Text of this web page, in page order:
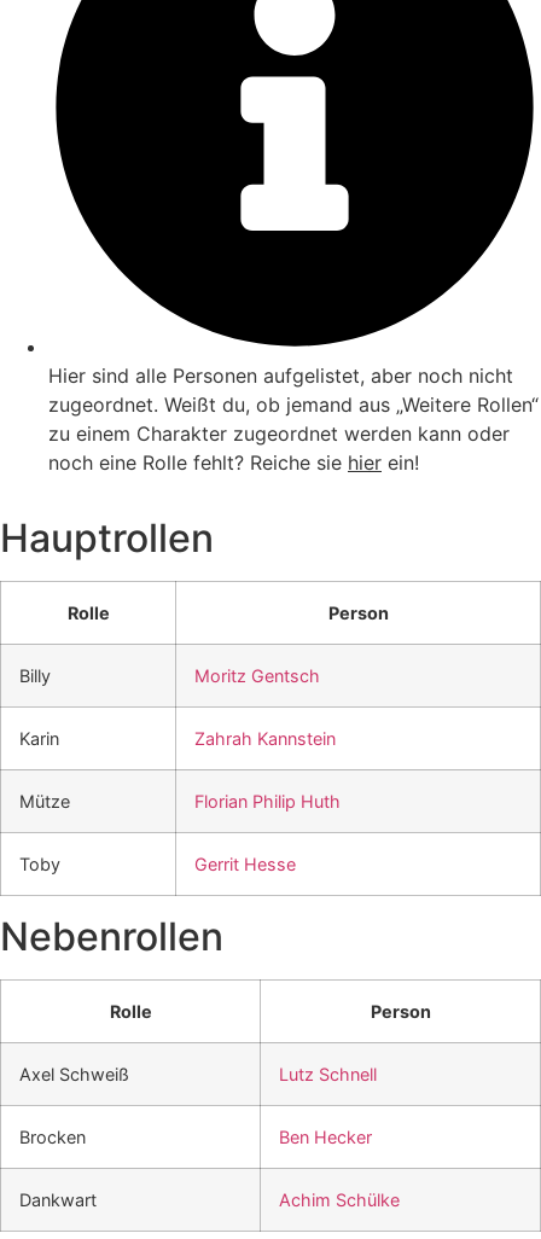
Hier sind alle Personen aufgelistet, aber noch nicht
zugeordnet. Weißt du, ob jemand aus „Weitere Rollen“
zu einem Charakter zugeordnet werden kann oder
noch eine Rolle fehlt? Reiche sie hier ein!
Hauptrollen
Rolle Person
Billy Moritz Gentsch
Karin Zahrah Kannstein
Mütze Florian Philip Huth
Toby Gerrit Hesse
Nebenrollen
Rolle Person
Axel Schweiß Lutz Schnell
Brocken Ben Hecker
Dankwart Achim Schülke